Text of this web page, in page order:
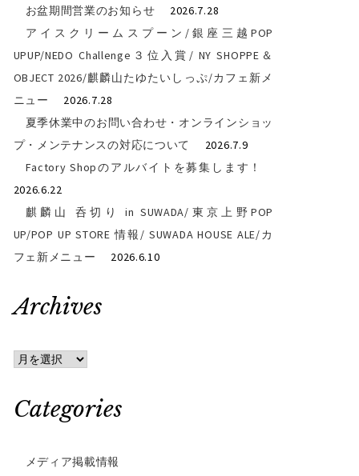
お盆期間営業のお知らせ
2026.7.28
アイスクリームスプーン/銀座三越POP
UPUP/NEDO Challenge３位入賞/ NY SHOPPE＆
OBJECT 2026/麒麟山たゆたいしっぷ/カフェ新メ
ニュー
2026.7.28
夏季休業中のお問い合わせ・オンラインショッ
プ・メンテナンスの対応について
2026.7.9
Factory Shopのアルバイトを募集します！
2026.6.22
麒麟山 呑切り in SUWADA/東京上野POP
UP/POP UP STORE 情報/ SUWADA HOUSE ALE/カ
フェ新メニュー
2026.6.10
Archives
Archives
Categories
メディア掲載情報